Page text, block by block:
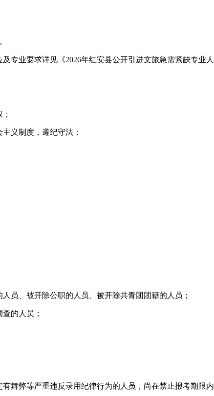
业要求详见《2026年红安县公开引进文旅急需紧缺专业
义制度，遵纪守法；
、被开除公职的人员、被开除共青团团籍的人员；
的人员；
弊等严重违反录用纪律行为的人员，尚在禁止报考期限